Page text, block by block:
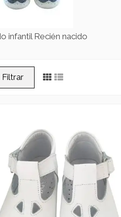
infantil Recién nacido
Filtrar